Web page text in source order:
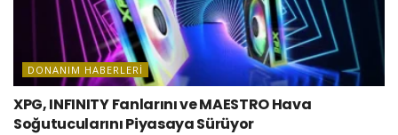
DONANIM HABERLERI
XPG, INFINITY Fanlarını ve MAESTRO Hava
Soğutucularını Piyasaya Sürüyor